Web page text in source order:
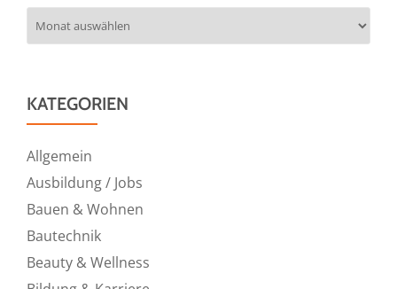
KATEGORIEN
Allgemein
Ausbildung / Jobs
Bauen & Wohnen
Bautechnik
Beauty & Wellness